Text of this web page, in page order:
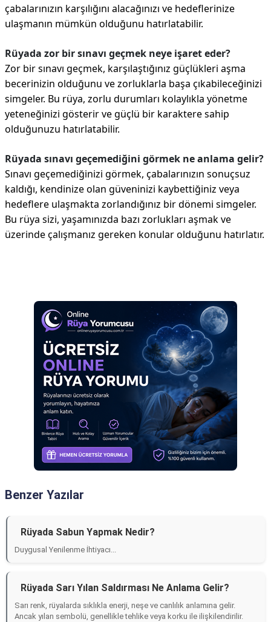
çabalarınızın karşılığını alacağınızı ve hedeflerinize
ulaşmanın mümkün olduğunu hatırlatabilir.
Rüyada zor bir sınavı geçmek neye işaret eder?
Zor bir sınavı geçmek, karşılaştığınız güçlükleri aşma
becerinizin olduğunu ve zorluklarla başa çıkabileceğinizi
simgeler. Bu rüya, zorlu durumları kolaylıkla yönetme
yeteneğinizi gösterir ve güçlü bir karaktere sahip
olduğunuzu hatırlatabilir.
Rüyada sınavı geçemediğini görmek ne anlama gelir?
Sınavı geçemediğinizi görmek, çabalarınızın sonuçsuz
kaldığı, kendinize olan güveninizi kaybettiğiniz veya
hedeflere ulaşmakta zorlandığınız bir dönemi simgeler.
Bu rüya sizi, yaşamınızda bazı zorlukları aşmak ve
üzerinde çalışmanız gereken konular olduğunu hatırlatır.
Benzer Yazılar
Rüyada Sabun Yapmak Nedir?
Duygusal Yenilenme İhtiyacı...
Rüyada Sarı Yılan Saldırması Ne Anlama Gelir?
Sarı renk, rüyalarda sıklıkla enerji, neşe ve canlılık anlamına gelir.
Ancak yılan sembolü, genellikle tehlike veya korku ile ilişkilendirilir.